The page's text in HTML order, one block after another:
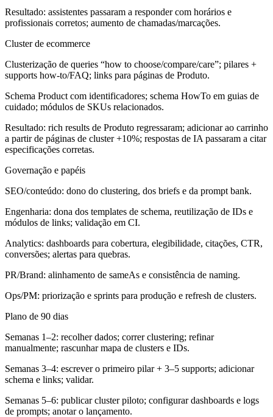
Resultado: assistentes passaram a responder com horários e
profissionais corretos; aumento de chamadas/marcações.
Cluster de ecommerce
Clusterização de queries “how to choose/compare/care”; pilares +
supports how-to/FAQ; links para páginas de Produto.
Schema Product com identificadores; schema HowTo em guias de
cuidado; módulos de SKUs relacionados.
Resultado: rich results de Produto regressaram; adicionar ao carrinho
a partir de páginas de cluster +10%; respostas de IA passaram a citar
especificações corretas.
Governação e papéis
SEO/conteúdo: dono do clustering, dos briefs e da prompt bank.
Engenharia: dona dos templates de schema, reutilização de IDs e
módulos de links; validação em CI.
Analytics: dashboards para cobertura, elegibilidade, citações, CTR,
conversões; alertas para quebras.
PR/Brand: alinhamento de sameAs e consistência de naming.
Ops/PM: priorização e sprints para produção e refresh de clusters.
Plano de 90 dias
Semanas 1–2: recolher dados; correr clustering; refinar
manualmente; rascunhar mapa de clusters e IDs.
Semanas 3–4: escrever o primeiro pilar + 3–5 supports; adicionar
schema e links; validar.
Semanas 5–6: publicar cluster piloto; configurar dashboards e logs
de prompts; anotar o lançamento.